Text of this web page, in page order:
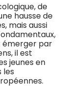
de
hausse de
mais aussi
émerger par
il est
jeunes en
les